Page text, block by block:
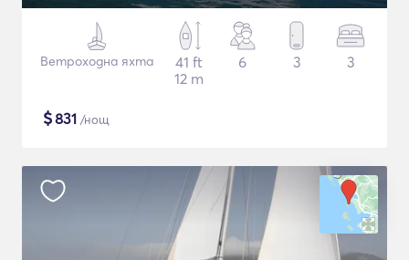
Ветроходна яхта
41 ft
12 m
6 3 3
$831 /нощ